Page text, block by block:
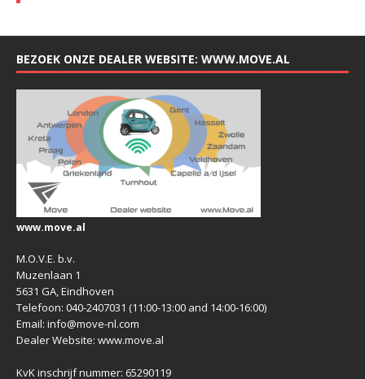
BEZOEK ONZE DEALER WEBSITE: WWW.MOVE.AL
www.move.al
M.O.V.E. b.v.
Muzenlaan 1
5631 GA, Eindhoven
Telefoon: 040-2407031 (11:00-13:00 and 14:00-16:00)
Email: info@move-nl.com
Dealer Website: www.move.al
KvK inschrijf nummer: 65290119